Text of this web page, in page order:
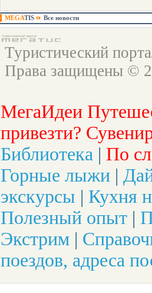
MEGATIS Все новости
Туристический
Права защищены ©
МегаИдеи
привезти?
Библиотека | По
Горные лыжи |
экскурсы | Кухня
Полезный опыт |
Экстрим |
поездов, адреса